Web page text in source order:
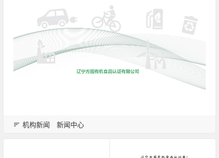
机构新闻 新闻中心